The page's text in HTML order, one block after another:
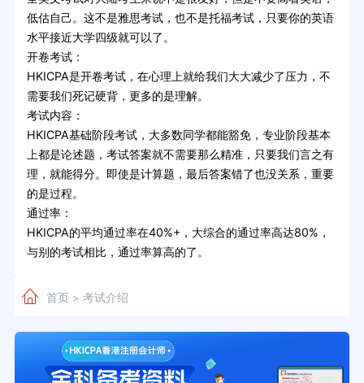
低估自己。这不是雅思考试，也不是托福考试，只要你的英语
水平接近大学四级就可以了。
开卷考试：
HKICPA是开卷考试，在心理上就给我们大大减少了压力，不
需要我们死记硬背，更多的是理解。
考试内容：
HKICPA基础阶段考试，大多数同学都能豁免，专业阶段基本
上都是论述题，考试答案就不需要那么精准，只要我们言之有
理，就能得分。即使是计算题，最后答案错了也没关系，重要
的是过程。
通过率：
HKICPA的平均通过率在40%+，大综合的通过率高达80%，
与别的考试相比，通过率算高的了。
首页> 考试介绍